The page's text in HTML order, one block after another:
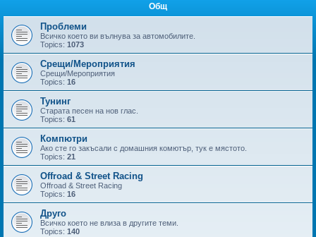
Общ
Проблеми
Всичко което ви вълнува за автомобилите.
Topics: 1073
Срещи/Мероприятия
Срещи/Мероприятия
Topics: 16
Тунинг
Старата песен на нов глас.
Topics: 61
Компютри
Ако сте го закъсали с домашния комютър, тук е мястото.
Topics: 21
Offroad & Street Racing
Offroad & Street Racing
Topics: 16
Друго
Всичко което не влиза в другите теми.
Topics: 140